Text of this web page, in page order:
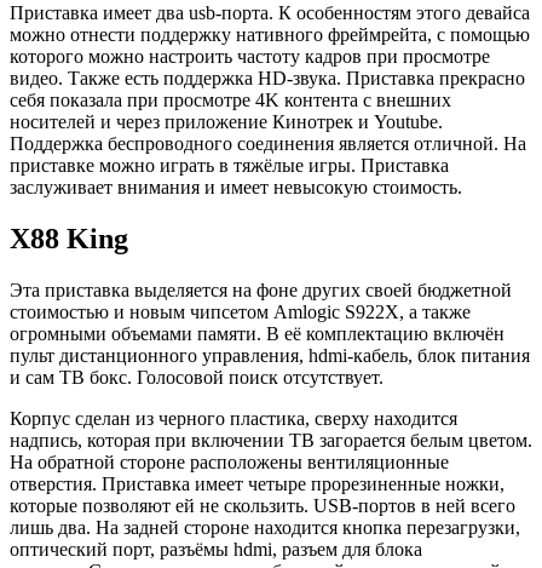
Приставка имеет два usb-порта. К особенностям этого девайса
можно отнести поддержку нативного фреймрейта, с помощью
которого можно настроить частоту кадров при просмотре
видео. Также есть поддержка HD-звука. Приставка прекрасно
себя показала при просмотре 4K контента с внешних
носителей и через приложение Кинотрек и Youtube.
Поддержка беспроводного соединения является отличной. На
приставке можно играть в тяжёлые игры. Приставка
заслуживает внимания и имеет невысокую стоимость.
X88 King
Эта приставка выделяется на фоне других своей бюджетной
стоимостью и новым чипсетом Amlogic S922X, а также
огромными объемами памяти. В её комплектацию включён
пульт дистанционного управления, hdmi-кабель, блок питания
и сам ТВ бокс. Голосовой поиск отсутствует.
Корпус сделан из черного пластика, сверху находится
надпись, которая при включении ТВ загорается белым цветом.
На обратной стороне расположены вентиляционные
отверстия. Приставка имеет четыре прорезиненные ножки,
которые позволяют ей не скользить. USB-портов в ней всего
лишь два. На задней стороне находится кнопка перезагрузки,
оптический порт, разъёмы hdmi, разъем для блока